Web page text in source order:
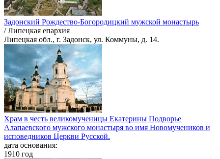
Задонский Рождество-Богородицкий мужской монастырь
/ Липецкая епархия
Липецкая обл., г. Задонск, ул. Коммуны, д. 14.
Храм в честь великомученицы Екатерины Подворье
Алапаевского мужского монастыря во имя Новомучеников и
исповедников Церкви Русской.
дата основания:
1910 год